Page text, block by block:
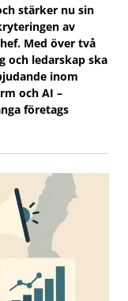
stärker nu sin
av
Med över två
och ledarskap ska
inom
och AI –
företags